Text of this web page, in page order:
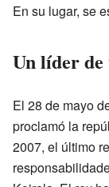
En su lugar, se
Un líder
El 28 de mayo
proclamó la
2007, el último